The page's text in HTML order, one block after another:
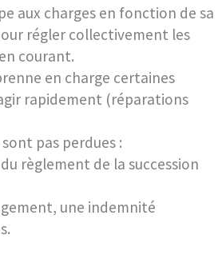
aux charges en fonction de sa
régler collectivement les
courant.
en charge certaines
rapidement (réparations
pas perdues :
règlement de la succession
une indemnité